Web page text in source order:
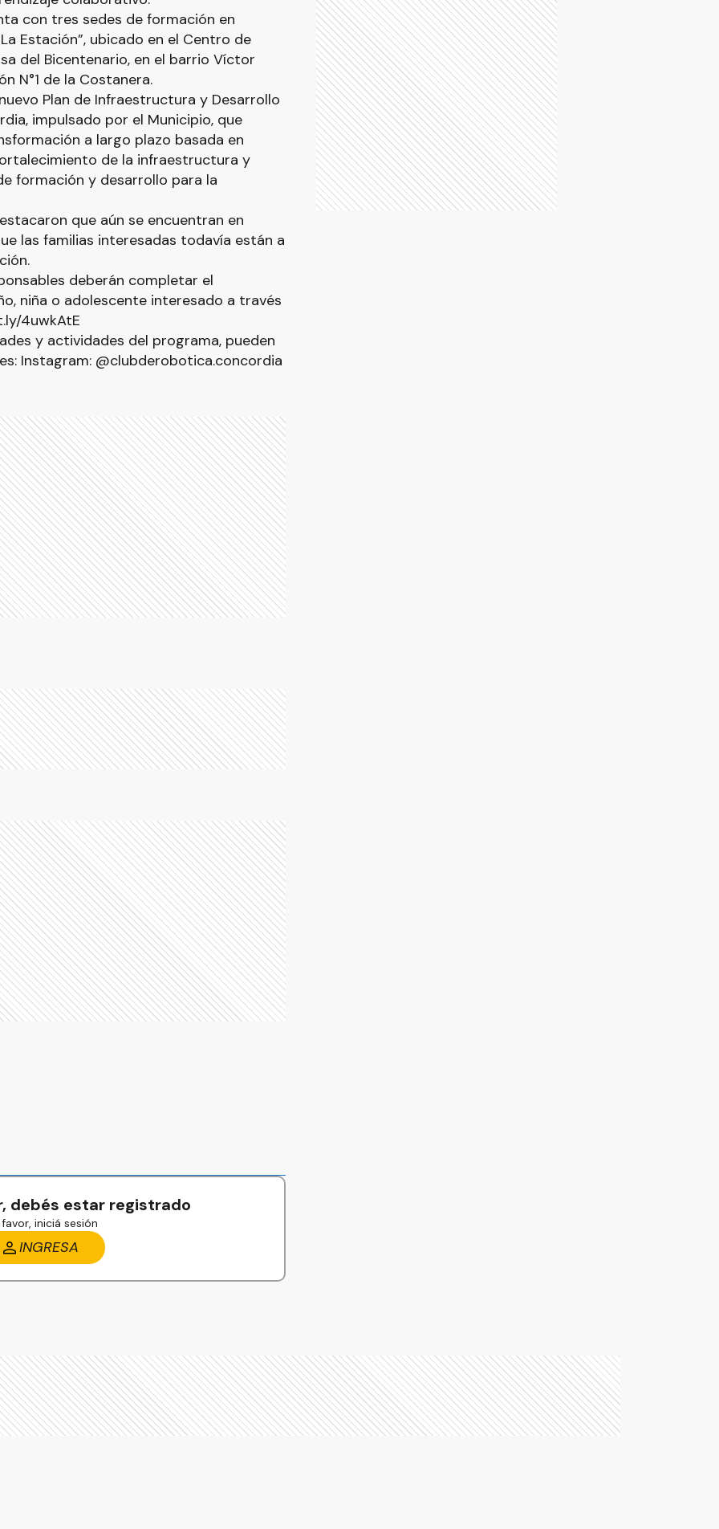
con tres sedes de formación en
Estación”, ubicado en el Centro de
del Bicentenario, en el barrio Víctor
N°1 de la Costanera.
Plan de Infraestructura y Desarrollo
impulsado por el Municipio, que
a largo plazo basada en
de la infraestructura y
formación y desarrollo para la
que aún se encuentran en
las familias interesadas todavía están a
deberán completar el
niña o adolescente interesado a través
4uwkAtE
y actividades del programa, pueden
Instagram: @clubderobotica.concordia
debés estar registrado
iniciá sesión
INGRESA